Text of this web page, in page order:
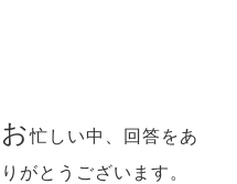
お忙しい中、回答をあ
りがとうございます。